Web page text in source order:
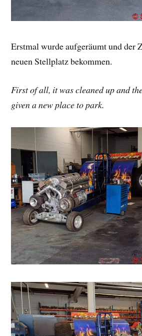
Erstmal wurde aufgeräumt und der
neuen Stellplatz bekommen.
First of all, it was cleaned up and
given a new place to park.